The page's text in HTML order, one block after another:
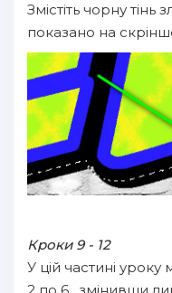
Змістіть чорну тінь
показано на
Кроки 9 - 12
У цій частині